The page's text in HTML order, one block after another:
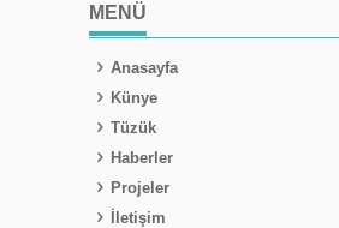
MENÜ
Anasayfa
Künye
Tüzük
Haberler
Projeler
İletişim